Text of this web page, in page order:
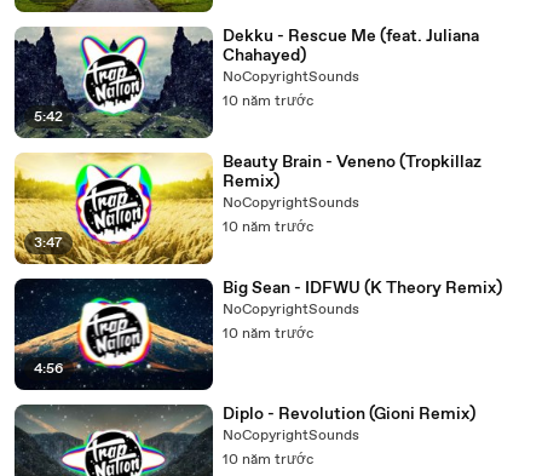
5:42
Dekku - Rescue Me (feat. Juliana
Chahayed)
NoCopyrightSounds
10 năm trước
3:47
Beauty Brain - Veneno (Tropkillaz
Remix)
NoCopyrightSounds
10 năm trước
4:56
Big Sean - IDFWU (K Theory Remix)
NoCopyrightSounds
10 năm trước
Diplo - Revolution (Gioni Remix)
NoCopyrightSounds
10 năm trước